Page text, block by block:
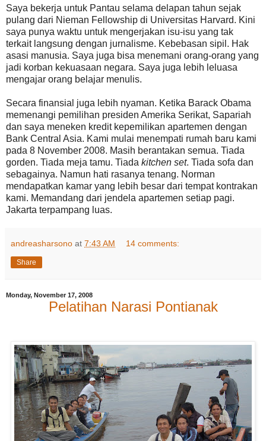
Saya bekerja untuk Pantau selama delapan tahun sejak
pulang dari Nieman Fellowship di Universitas Harvard. Kini
saya punya waktu untuk mengerjakan isu-isu yang tak
terkait langsung dengan jurnalisme. Kebebasan sipil. Hak
asasi manusia. Saya juga bisa menemani orang-orang yang
jadi korban kekuasaan negara. Saya juga lebih leluasa
mengajar orang belajar menulis.
Secara finansial juga lebih nyaman. Ketika Barack Obama
memenangi pemilihan presiden Amerika Serikat, Sapariah
dan saya meneken kredit kepemilikan apartemen dengan
Bank Central Asia. Kami mulai menempati rumah baru kami
pada 8 November 2008. Masih berantakan semua. Tiada
gorden. Tiada meja tamu. Tiada kitchen set. Tiada sofa dan
sebagainya. Namun hati rasanya tenang. Norman
mendapatkan kamar yang lebih besar dari tempat kontrakan
kami. Memandang dari jendela apartemen setiap pagi.
Jakarta terpampang luas.
andreasharsono at 7:43 AM 14 comments:
Share
Monday, November 17, 2008
Pelatihan Narasi Pontianak